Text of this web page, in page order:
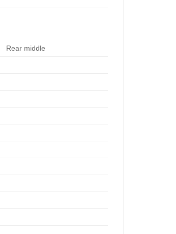
Rear middle